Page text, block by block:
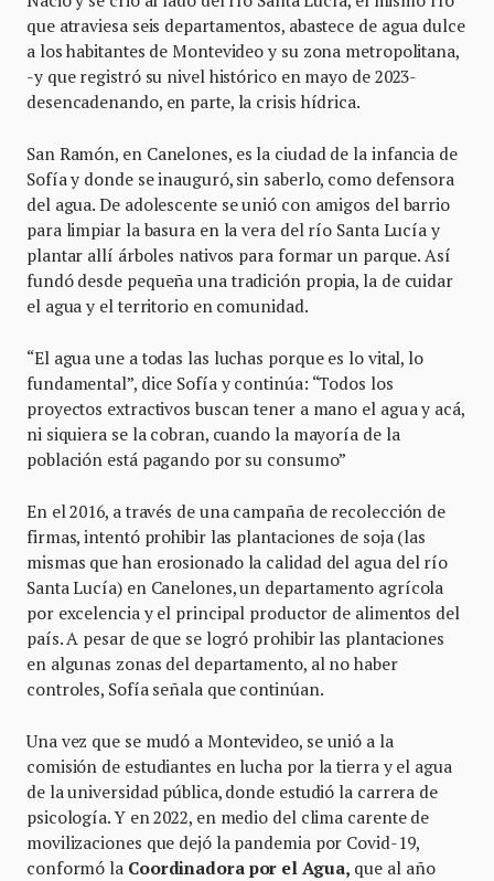
que atraviesa seis departamentos, abastece de agua dulce
a los habitantes de Montevideo y su zona metropolitana,
-y que registró su nivel histórico en mayo de 2023-
desencadenando, en parte, la crisis hídrica.
San Ramón, en Canelones, es la ciudad de la infancia de
Sofía y donde se inauguró, sin saberlo, como defensora
del agua. De adolescente se unió con amigos del barrio
para limpiar la basura en la vera del río Santa Lucía y
plantar allí árboles nativos para formar un parque. Así
fundó desde pequeña una tradición propia, la de cuidar
el agua y el territorio en comunidad.
“El agua une a todas las luchas porque es lo vital, lo
fundamental”, dice Sofía y continúa: “Todos los
proyectos extractivos buscan tener a mano el agua y acá,
ni siquiera se la cobran, cuando la mayoría de la
población está pagando por su consumo”
En el 2016, a través de una campaña de recolección de
firmas, intentó prohibir las plantaciones de soja (las
mismas que han erosionado la calidad del agua del río
Santa Lucía) en Canelones, un departamento agrícola
por excelencia y el principal productor de alimentos del
país. A pesar de que se logró prohibir las plantaciones
en algunas zonas del departamento, al no haber
controles, Sofía señala que continúan.
Una vez que se mudó a Montevideo, se unió a la
comisión de estudiantes en lucha por la tierra y el agua
de la universidad pública, donde estudió la carrera de
psicología. Y en 2022, en medio del clima carente de
movilizaciones que dejó la pandemia por Covid-19,
conformó la Coordinadora por el Agua, que al año